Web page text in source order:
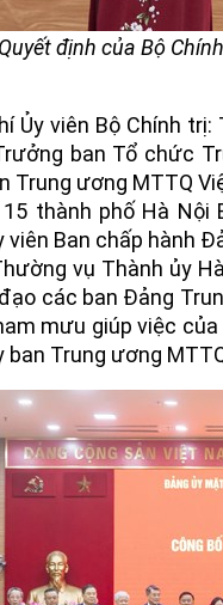
định của Bộ
Ủy viên Bộ Chính
ban Tổ chức
Trung ương MTTQ
thành phố Hà
viên Ban chấp hành
vụ Thành ủy
các ban Đảng
mưu giúp việc
ban Trung ương